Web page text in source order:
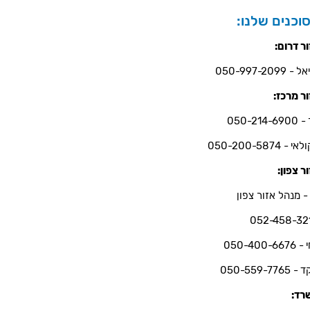
שלנו:
דרום:
997-2099
מרכז:
6900
- 050-200-5874
צפון:
- מנהל אזור צפון
052-458-
6676
559-7765